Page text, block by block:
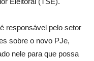
responsável pelo setor
sobre o novo PJe,
nele para que possa